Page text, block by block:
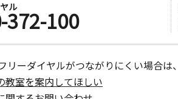
ル
372-100
リーダイヤルがつながりにくい場合は
教室を案内してほしい